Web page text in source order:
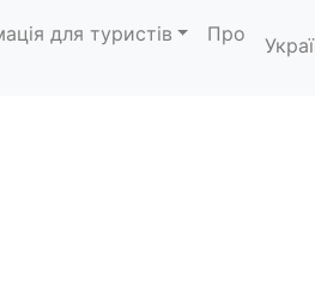
для туристів Про